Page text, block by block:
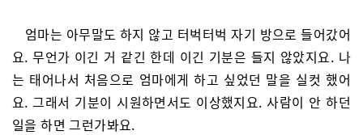
엄마는 아무말도 하지 않고 터벅터벅 자기 방으로 들어갔어
요. 무언가 이긴 거 같긴 한데 이긴 기분은 들지 않았지요. 나
는 태어나서 처음으로 엄마에게 하고 싶었던 말을 실컷 했어
요. 그래서 기분이 시원하면서도 이상했지요. 사람이 안 하던
일을 하면 그런가봐요.